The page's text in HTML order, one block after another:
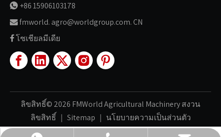
 +86 15906103178
fmworld. agro@worldgroup.com. CN
โซเชียลมีเดีย
ลิขสิทธิ์© 2026 FMWorld Agricultural Machinery สงวน
ลิขสิทธิ์ ｜ Sitemap ｜ นโยบายความเป็นส่วนตัว